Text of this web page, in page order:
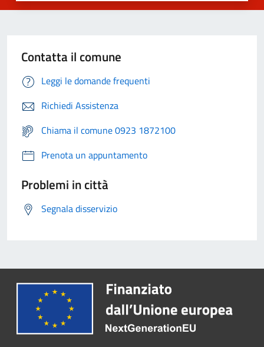
Contatta il comune
Leggi le domande frequenti
Richiedi Assistenza
Chiama il comune 0923 1872100
Prenota un appuntamento
Problemi in città
Segnala disservizio